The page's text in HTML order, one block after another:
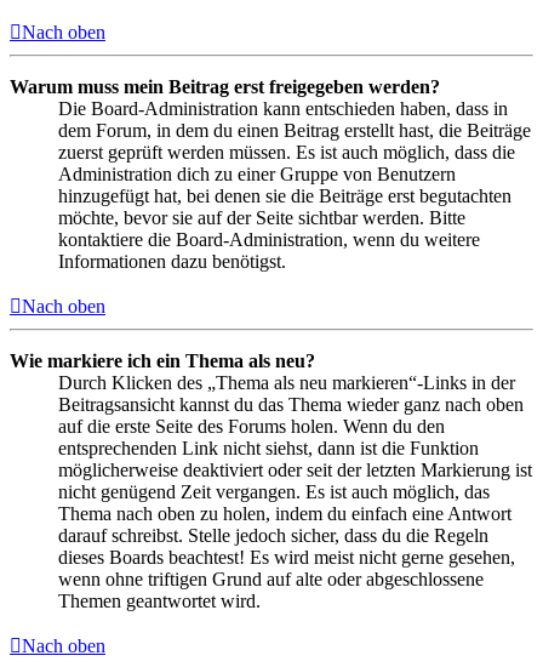
Nach oben
Warum muss mein Beitrag erst freigegeben werden?
Die Board-Administration kann entschieden haben, dass in
dem Forum, in dem du einen Beitrag erstellt hast, die Beiträge
zuerst geprüft werden müssen. Es ist auch möglich, dass die
Administration dich zu einer Gruppe von Benutzern
hinzugefügt hat, bei denen sie die Beiträge erst begutachten
möchte, bevor sie auf der Seite sichtbar werden. Bitte
kontaktiere die Board-Administration, wenn du weitere
Informationen dazu benötigst.
Nach oben
Wie markiere ich ein Thema als neu?
Durch Klicken des „Thema als neu markieren“-Links in der
Beitragsansicht kannst du das Thema wieder ganz nach oben
auf die erste Seite des Forums holen. Wenn du den
entsprechenden Link nicht siehst, dann ist die Funktion
möglicherweise deaktiviert oder seit der letzten Markierung ist
nicht genügend Zeit vergangen. Es ist auch möglich, das
Thema nach oben zu holen, indem du einfach eine Antwort
darauf schreibst. Stelle jedoch sicher, dass du die Regeln
dieses Boards beachtest! Es wird meist nicht gerne gesehen,
wenn ohne triftigen Grund auf alte oder abgeschlossene
Themen geantwortet wird.
Nach oben